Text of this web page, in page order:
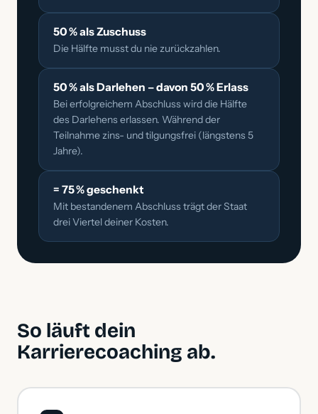
50 % als Zuschuss
Die Hälfte musst du nie zurückzahlen.
50 % als Darlehen – davon 50 % Erlass
Bei erfolgreichem Abschluss wird die Hälfte
des Darlehens erlassen. Während der
Teilnahme zins- und tilgungsfrei (längstens 5
Jahre).
= 75 % geschenkt
Mit bestandenem Abschluss trägt der Staat
drei Viertel deiner Kosten.
So läuft dein
Karrierecoaching ab.